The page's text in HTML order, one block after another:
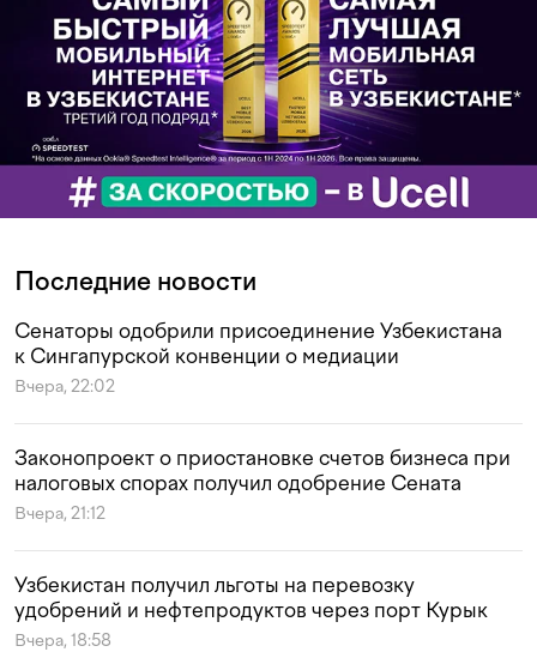
Последние новости
Сенаторы одобрили присоединение Узбекистана
к Сингапурской конвенции о медиации
Вчера, 22:02
Законопроект о приостановке счетов бизнеса при
налоговых спорах получил одобрение Сената
Вчера, 21:12
Узбекистан получил льготы на перевозку
удобрений и нефтепродуктов через порт Курык
Вчера, 18:58